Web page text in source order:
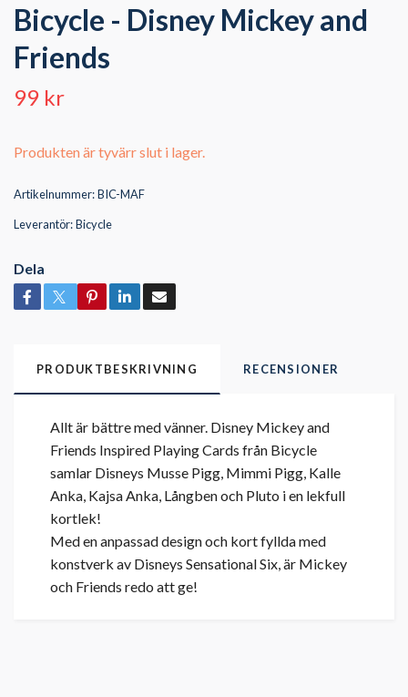
Bicycle - Disney Mickey and
Friends
99 kr
Produkten är tyvärr slut i lager.
Artikelnummer:BIC-MAF
Leverantör:Bicycle
Dela
PRODUKTBESKRIVNING RECENSIONER
Allt är bättre med vänner. Disney Mickey and
Friends Inspired Playing Cards från Bicycle
samlar Disneys Musse Pigg, Mimmi Pigg, Kalle
Anka, Kajsa Anka, Långben och Pluto i en lekfull
kortlek!
Med en anpassad design och kort fyllda med
konstverk av Disneys Sensational Six, är Mickey
och Friends redo att ge!